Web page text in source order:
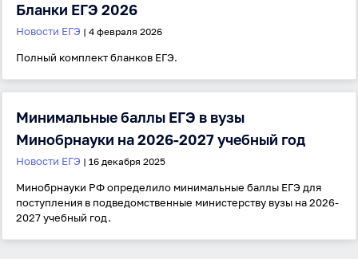
Даю согласие наобработку своих персональных
соглашение.
Войти через Вконтакте
Войти через Яндекс
Бланки ЕГЭ 2026
Новости ЕГЭ | 4 февраля 2026
Полный комплект бланков ЕГЭ.
Минимальные баллы ЕГЭ в вузы
Минобрнауки на 2026-2027 учебный год
Новости ЕГЭ | 16 декабря 2025
Минобрнауки РФ определило минимальные баллы ЕГЭ для
поступления в подведомственные министерству вузы на 2026-
2027 учебный год.